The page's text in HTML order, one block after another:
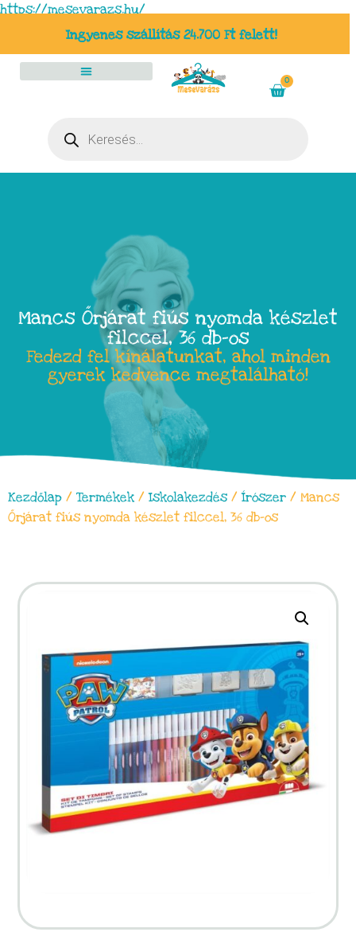
https://mesevarazs.hu/
Ingyenes szállítás 24.700 Ft felett!
0
Mancs Őrjárat fiús nyomda készlet
filccel, 36 db-os
Fedezd fel kínálatunkat, ahol minden
gyerek kedvence megtalálható!
Kezdőlap / Termékek /Iskolakezdés /Írószer / Mancs
Őrjárat fiús nyomda készlet filccel, 36 db-os